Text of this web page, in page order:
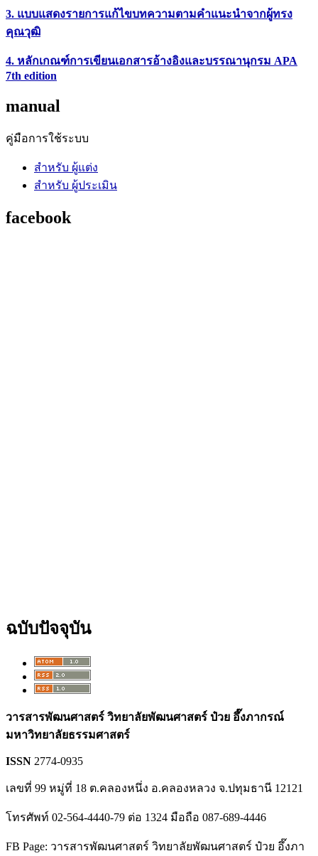
3. แบบแสดงรายการแก้ไขบทความตามคำแนะนำจากผู้ทรง
คุณวุฒิ
4. หลักเกณฑ์การเขียนเอกสารอ้างอิงและบรรณานุกรม APA
7th edition
manual
คู่มือการใช้ระบบ
สำหรับ ผู้แต่ง
สำหรับ ผู้ประเมิน
facebook
ฉบับปัจจุบัน
วารสารพัฒนศาสตร์ วิทยาลัยพัฒนศาสตร์ ป๋วย อึ๊งภากรณ์
มหาวิทยาลัยธรรมศาสตร์
ISSN 2774-0935
เลขที่ 99 หมู่ที่ 18 ต.คลองหนึ่ง อ.คลองหลวง จ.ปทุมธานี 12121
โทรศัพท์ 02-564-4440-79 ต่อ 1324 มือถือ 087-689-4446
FB Page: วารสารพัฒนศาสตร์ วิทยาลัยพัฒนศาสตร์ ป๋วย อึ๊งภา